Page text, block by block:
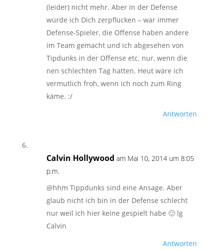
(leider) nicht mehr. Aber in der Defense
würde ich Dich zerpflücken – war immer
Defense-Spieler, die Offense haben andere
im Team gemacht und ich abgesehen von
Tipdunks in der Offense etc. nur, wenn die
nen schlechten Tag hatten. Heut wäre ich
vermutlich froh, wenn ich noch zum Ring
käme. :/
Antworten
Calvin Hollywood am Mai 10, 2014 um 8:05
p.m.
@hhm Tippdunks sind eine Ansage. Aber
glaub nicht ich bin in der Defense schlecht
nur weil ich hier keine gespielt habe 🙂 lg
Calvin
Antworten